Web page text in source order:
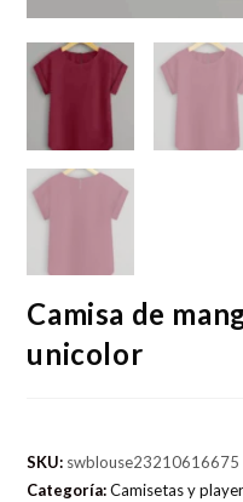
Camisa de
unicolor
SKU: swblouse23210616675
Categoría:Camisetas y